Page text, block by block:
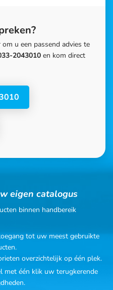
u een passend advies te
2043010 en kom direct
eigen catalogus
binnen handbereik
tot uw meest gebruikte
overzichtelijk op één plek.
met één klik uw terugkerende